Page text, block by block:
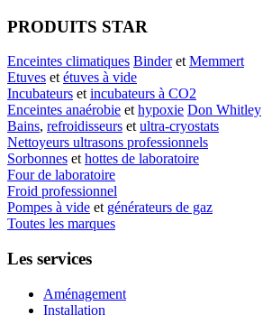
PRODUITS STAR
Enceintes climatiques Binderet Memmert
Etuves et étuves à vide
Incubateurs et incubateurs à CO2
Enceintes anaérobie et hypoxie Don Whitley
Bains, refroidisseurs et ultra-cryostats
Nettoyeurs ultrasons professionnels
Sorbonnes et hottes de laboratoire
Four de laboratoire
Froid professionnel
Pompes à vide et générateurs de gaz
Toutes les marques
Les services
Aménagement
Installation